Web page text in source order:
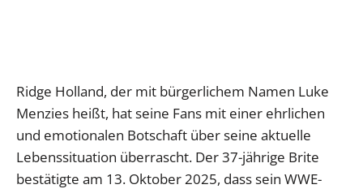
Ridge Holland, der mit bürgerlichem Namen Luke
Menzies heißt, hat seine Fans mit einer ehrlichen
und emotionalen Botschaft über seine aktuelle
Lebenssituation überrascht. Der 37-jährige Brite
bestätigte am 13. Oktober 2025, dass sein WWE-